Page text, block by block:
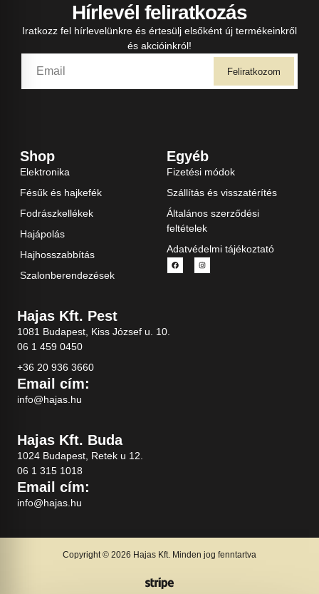
Hírlevél feliratkozás
Iratkozz fel hírlevelünkre és értesülj elsőként új termékeinkről
és akcióinkról!
Feliratkozom
Shop
Elektronika
Fésűk és hajkefék
Fodrászkellékek
Hajápolás
Hajhosszabbítás
Szalonberendezések
Egyéb
Fizetési módok
Szállítás és visszatérítés
Általános szerződési
feltételek
Adatvédelmi tájékoztató
Hajas Kft. Pest
1081 Budapest, Kiss József u. 10.
06 1 459 0450
+36 20 936 3660
Email cím:
info@hajas.hu
Hajas Kft. Buda
1024 Budapest, Retek u 12.
06 1 315 1018
Email cím:
info@hajas.hu
Copyright © 2026 Hajas Kft. Minden jog fenntartva